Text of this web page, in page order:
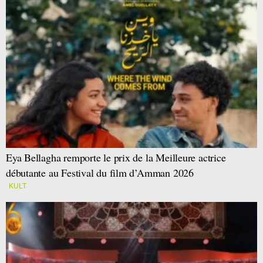
Eya Bellagha remporte le prix de la Meilleure actrice
débutante au Festival du film d’Amman 2026
KULT